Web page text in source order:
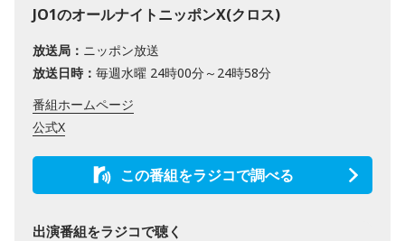
JO1のオールナイトニッポンX(クロス)
放送局： ニッポン放送
放送日時： 毎週水曜 24時00分～24時58分
番組ホームページ
公式X
この番組をラジコで調べる
出演番組をラジコで聴く